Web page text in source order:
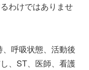
わけではありませ
呼吸状態、活動後
、ST、医師、看護